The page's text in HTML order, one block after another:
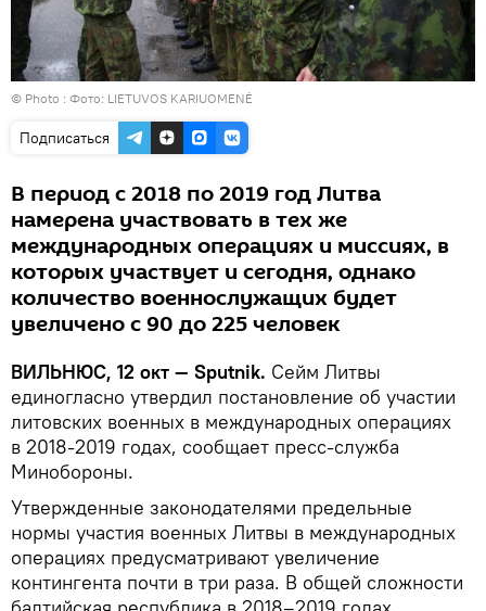
© Photo : Фото: LIETUVOS KARIUOMENĖ
Подписаться
В период с 2018 по 2019 год Литва
намерена участвовать в тех же
международных операциях и миссиях, в
которых участвует и сегодня, однако
количество военнослужащих будет
увеличено с 90 до 225 человек
ВИЛЬНЮС, 12 окт — Sputnik. Сейм Литвы
единогласно утвердил постановление об участии
литовских военных в международных операциях
в 2018-2019 годах, сообщает пресс-служба
Минобороны.
Утвержденные законодателями предельные
нормы участия военных Литвы в международных
операциях предусматривают увеличение
контингента почти в три раза. В общей сложности